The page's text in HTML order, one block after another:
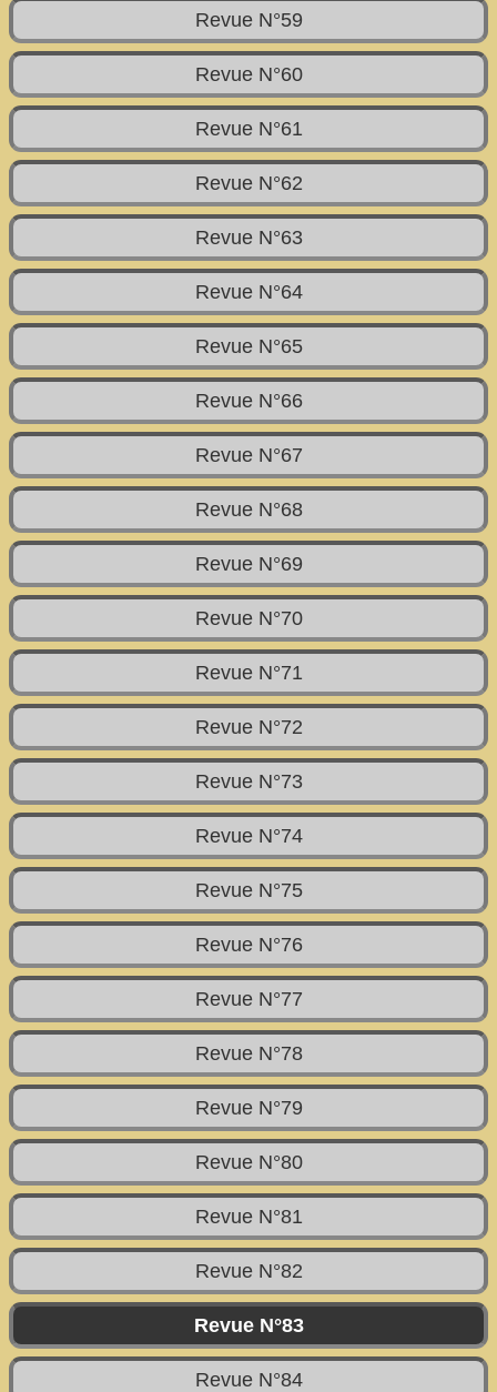
Revue N°59
Revue N°60
Revue N°61
Revue N°62
Revue N°63
Revue N°64
Revue N°65
Revue N°66
Revue N°67
Revue N°68
Revue N°69
Revue N°70
Revue N°71
Revue N°72
Revue N°73
Revue N°74
Revue N°75
Revue N°76
Revue N°77
Revue N°78
Revue N°79
Revue N°80
Revue N°81
Revue N°82
Revue N°83
Revue N°84